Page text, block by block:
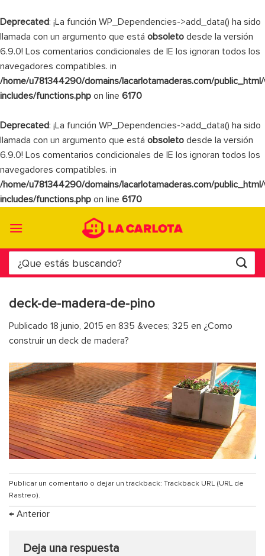
Deprecated: ¡La función WP_Dependencies->add_data() ha sido
llamada con un argumento que está obsoleto desde la versión
6.9.0! Los comentarios condicionales de IE los ignoran todos los
navegadores compatibles. in
/home/u781344290/domains/lacarlotamaderas.com/
includes/functions.php on line 6170
Deprecated: ¡La función WP_Dependencies->add_data() ha sido
llamada con un argumento que está obsoleto desde la versión
6.9.0! Los comentarios condicionales de IE los ignoran todos los
navegadores compatibles. in
/home/u781344290/domains/lacarlotamaderas.com/
includes/functions.php on line 6170
Buscar
por:
deck-de-madera-de-pino
Publicado 18 junio, 2015 en 835 &veces; 325 en ¿Como
construir un deck de madera?
Publicar un comentario o dejar un trackback: Trackback URL (URL de
Rastreo).
← Anterior
Deja una respuesta